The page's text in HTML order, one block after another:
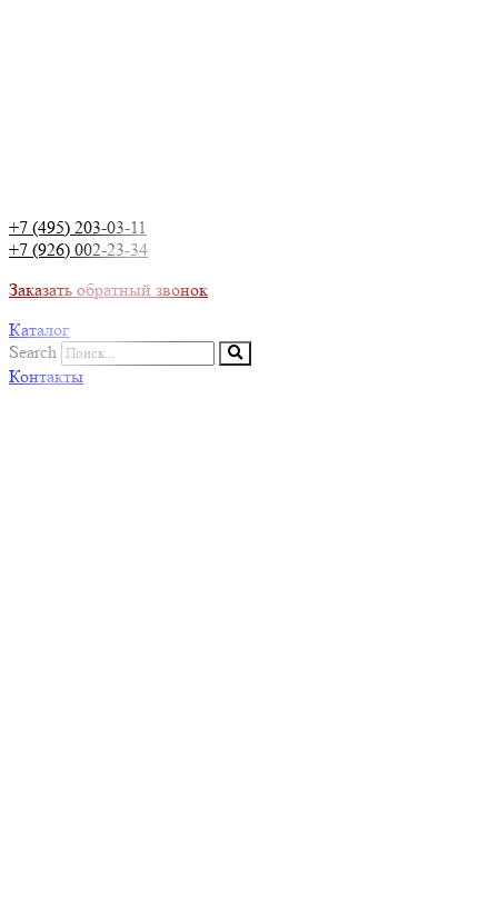
+7 (495) 203-03-11
+7 (926) 002-23-34
Заказать обратный звонок
Каталог
Search
Контакты